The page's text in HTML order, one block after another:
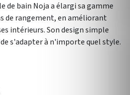
de bain Noja a élargi sa gamme
de rangement, en améliorant
intérieurs. Son design simple
s'adapter à n'importe quel style.